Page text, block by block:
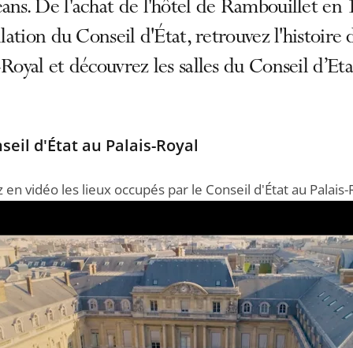
De l'achat de l'hôtel de Rambouillet en
du Conseil d'État, retrouvez l'histoire
et découvrez les salles du Conseil
d'État au Palais-Royal
en vidéo les lieux occupés par le Conseil d'État au Palais-